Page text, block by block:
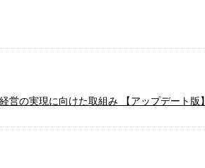
営の実現に向けた取組み 【アップデート版】